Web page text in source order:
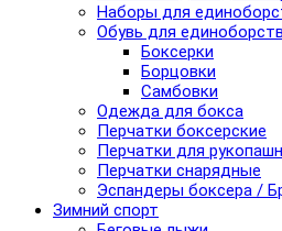
Наборы для
Обувь для единоборств
Боксерки
Борцовки
Самбовки
Одежда для бокса
Перчатки боксерские
Перчатки для
Перчатки снарядные
Эспандеры боксера /
Зимний спорт